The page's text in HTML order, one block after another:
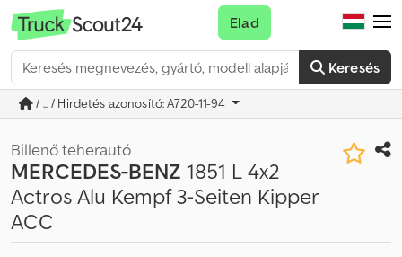
Keresés
Elad
/ ... / Hirdetés azonosító: A720-11-94
Billenő teherautó
MERCEDES-BENZ 1851 L 4x2
Actros Alu Kempf 3-Seiten Kipper
ACC